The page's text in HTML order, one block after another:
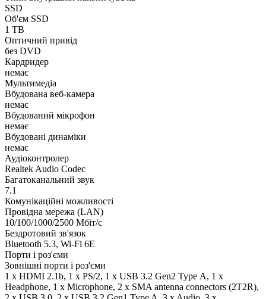
SSD
Об'єм SSD
1 TB
Оптичний привід
без DVD
Кардридер
немає
Мультимедіа
Вбудована веб-камера
немає
Вбудований мікрофон
немає
Вбудовані динаміки
немає
Аудіоконтролер
Realtek Audio Codec
Багатоканальний звук
7.1
Комунікаційні можливості
Провідна мережа (LAN)
10/100/1000/2500 Мбіт/с
Бездротовий зв'язок
Bluetooth 5.3, Wi-Fi 6E
Порти і роз'єми
Зовнішні порти і роз'єми
1 x HDMI 2.1b, 1 x PS/2, 1 x USB 3.2 Gen2 Type А, 1 x
Нeadphone, 1 х Microphone, 2 x SMA antenna connectors (2T2R),